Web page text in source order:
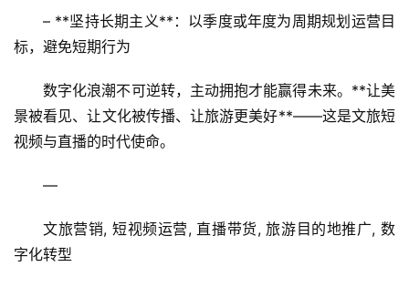
– **坚持长期主义**：以季度或年度为周期规划运营目
标，避免短期行为
数字化浪潮不可逆转，主动拥抱才能赢得未来。**让美
景被看见、让文化被传播、让旅游更美好**——这是文旅短
视频与直播的时代使命。
—
文旅营销, 短视频运营, 直播带货, 旅游目的地推广, 数
字化转型